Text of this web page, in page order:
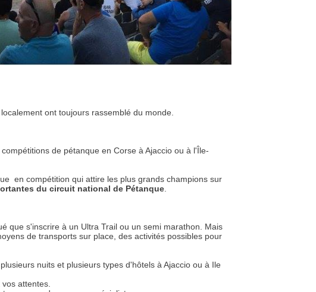
ont toujours rassemblé du monde.
de pétanque en Corse à Ajaccio ou à l'Île-
en compétition qui attire les plus grands champions sur
du circuit national de Pétanque.
que s'inscrire à un Ultra Trail ou un semi marathon. Mais
de transports sur place, des activités possibles pour
nuits et plusieurs types d'hôtels à Ajaccio ou à Ile
attentes.